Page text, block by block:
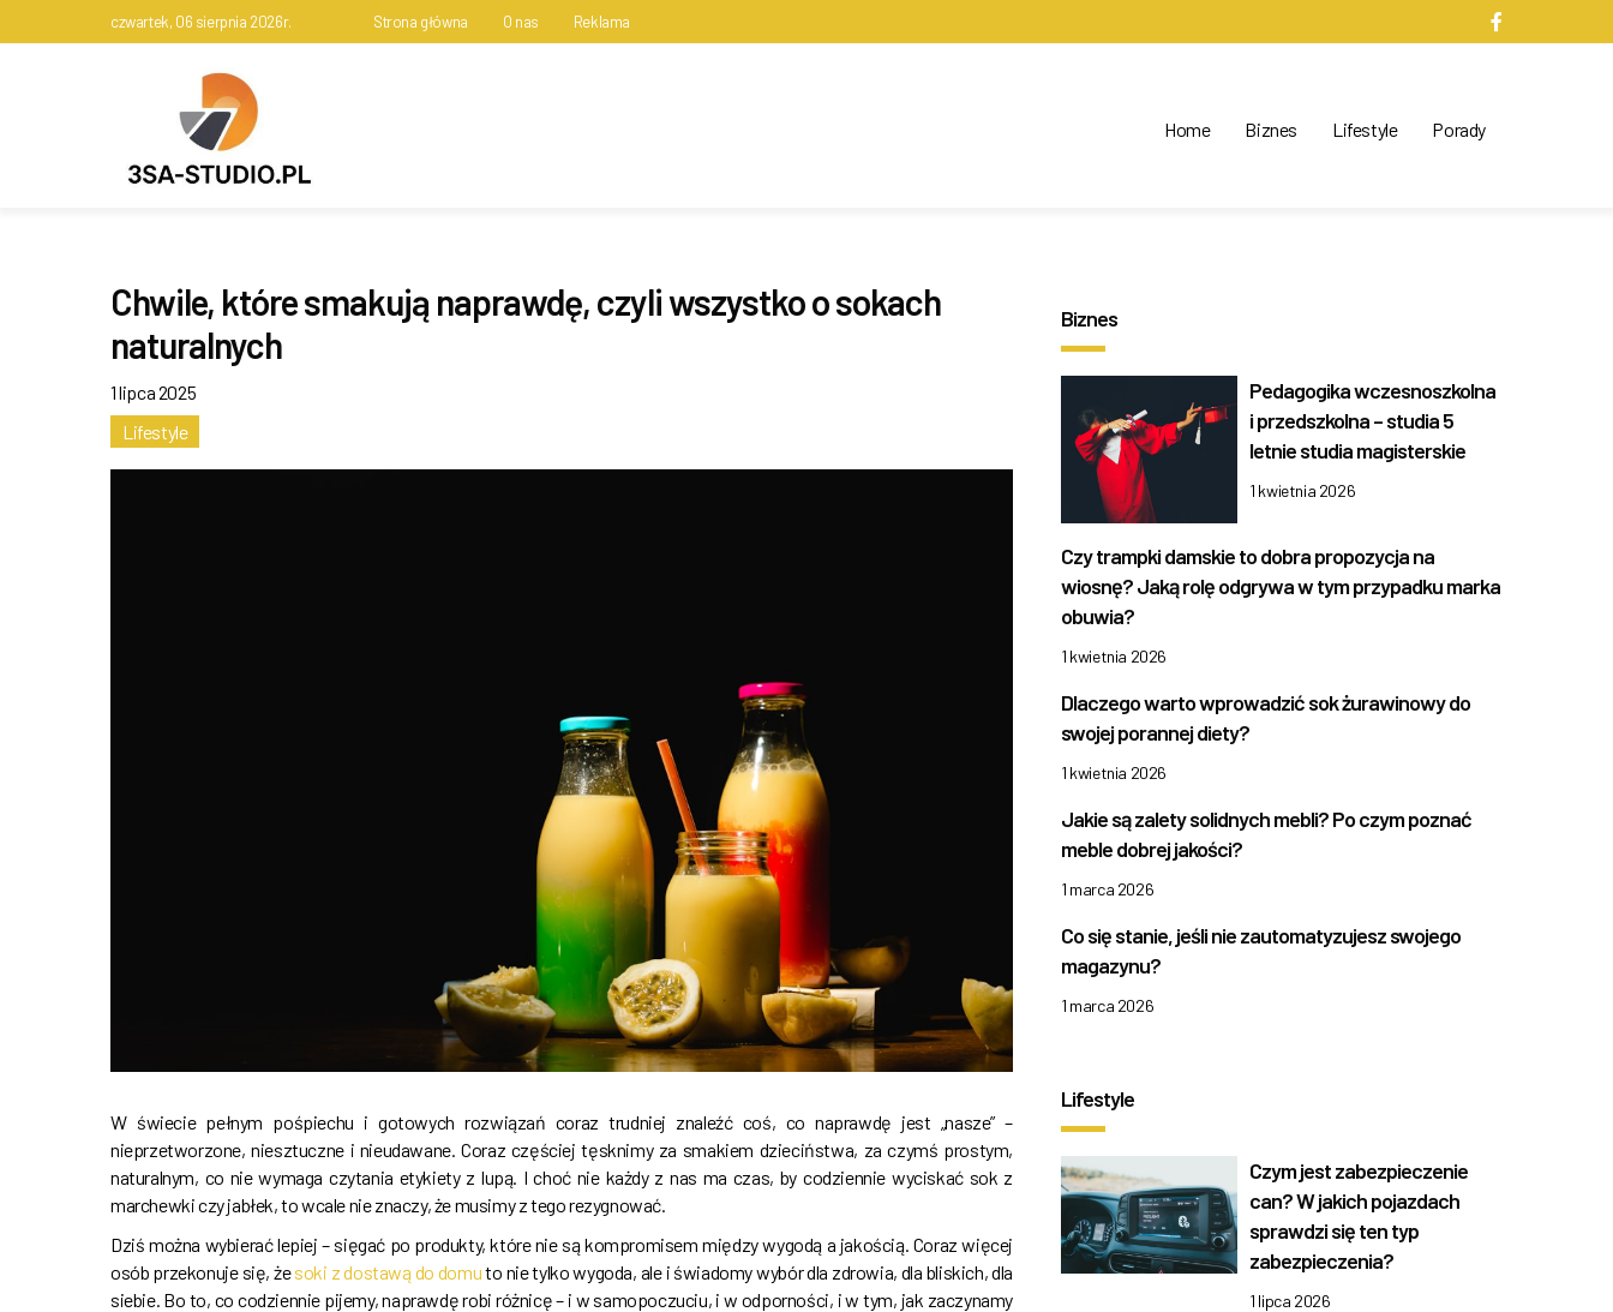
czwartek, 06 sierpnia 2026r. Strona główna O nas Reklama
Home Biznes Lifestyle Porady
Chwile, które smakują naprawdę, czyli wszystko o sokach
naturalnych
1 lipca 2025
Lifestyle
W świecie pełnym pośpiechu i gotowych rozwiązań coraz trudniej znaleźć coś, co naprawdę jest „nasze” –
nieprzetworzone, niesztuczne i nieudawane. Coraz częściej tęsknimy za smakiem dzieciństwa, za czymś prostym,
naturalnym, co nie wymaga czytania etykiety z lupą. I choć nie każdy z nas ma czas, by codziennie wyciskać sok z
marchewki czy jabłek, to wcale nie znaczy, że musimy z tego rezygnować.
Dziś można wybierać lepiej – sięgać po produkty, które nie są kompromisem między wygodą a jakością. Coraz więcej
osób przekonuje się, żesoki z dostawą do domuto nie tylko wygoda, ale i świadomy wybór dla zdrowia, dla bliskich, dla
siebie. Bo to, co codziennie pijemy, naprawdę robi różnicę – i w samopoczuciu, i w odporności, i w tym, jak zaczynamy
Biznes
Pedagogika wczesnoszkolna
i przedszkolna – studia 5
letnie studia magisterskie
1 kwietnia 2026
Czy trampki damskie to dobra propozycja na
wiosnę? Jaką rolę odgrywa w tym przypadku marka
obuwia?
1 kwietnia 2026
Dlaczego warto wprowadzić sok żurawinowy do
swojej porannej diety?
1 kwietnia 2026
Jakie są zalety solidnych mebli? Po czym poznać
meble dobrej jakości?
1 marca 2026
Co się stanie, jeśli nie zautomatyzujesz swojego
magazynu?
1 marca 2026
Lifestyle
Czym jest zabezpieczenie
can? W jakich pojazdach
sprawdzi się ten typ
zabezpieczenia?
1 lipca 2026